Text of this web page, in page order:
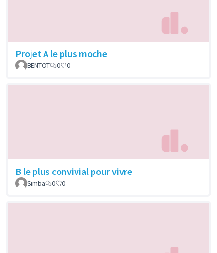
Projet A le plus moche
BENTOT 0 0
B le plus convivial pour vivre
Simba 0 0